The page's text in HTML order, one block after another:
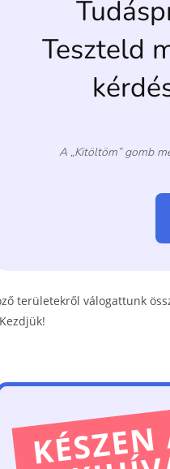
területekről válogattunk